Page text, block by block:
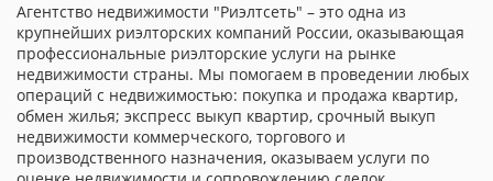
Агентство недвижимости "Риэлтсеть" – это одна из
крупнейших риэлторских компаний России, оказывающая
профессиональные риэлторские услуги на рынке
недвижимости страны. Мы помогаем в проведении любых
операций с недвижимостью: покупка и продажа квартир,
обмен жилья; экспресс выкуп квартир, срочный выкуп
недвижимости коммерческого, торгового и
производственного назначения, оказываем услуги по